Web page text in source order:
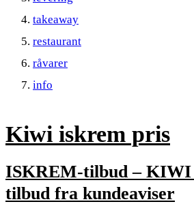
takeaway
restaurant
råvarer
info
Kiwi iskrem pris
ISKREM-tilbud – KIWI
tilbud fra kundeaviser